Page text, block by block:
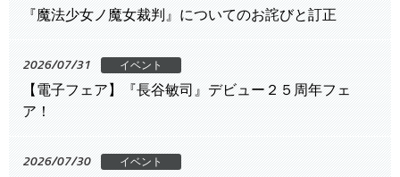
『魔法少女ノ魔女裁判』についてのお詫びと訂正
2026/07/31 イベント
【電子フェア】『長谷敏司』デビュー２５周年フェ
ア！
2026/07/30 イベント